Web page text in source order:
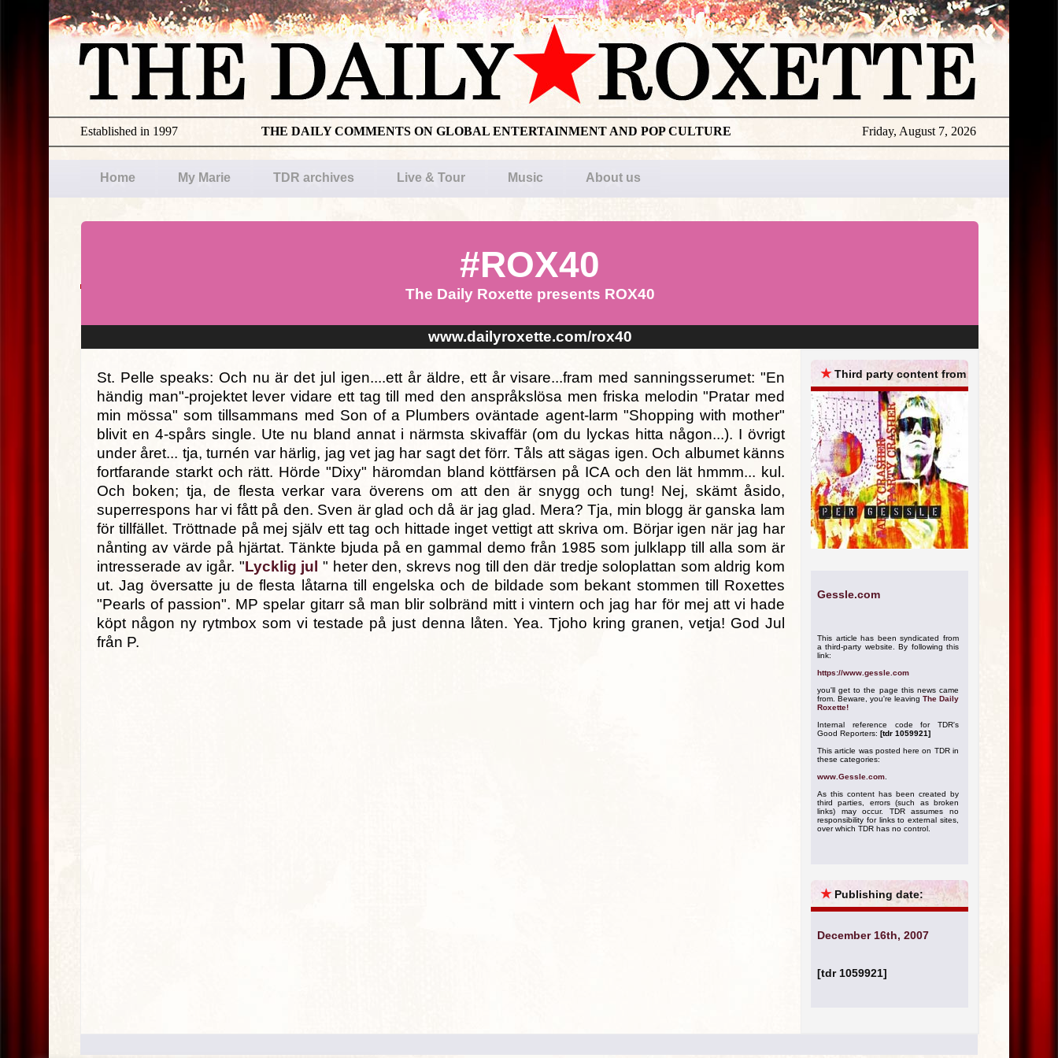
Friday, August 7, 2026
THE DAILY COMMENTS ON GLOBAL ENTERTAINMENT AND POP CULTURE
Established in 1997
Home My Marie TDR archives Live & Tour Music About us
#ROX40
The Daily Roxette presents ROX40
www.dailyroxette.com/rox40
St. Pelle speaks: Och nu är det jul igen....ett år äldre, ett år visare...fram med sanningsserumet: "En
händig man"-projektet lever vidare ett tag till med den anspråkslösa men friska melodin "Pratar med
min mössa" som tillsammans med Son of a Plumbers oväntade agent-larm "Shopping with mother"
blivit en 4-spårs single. Ute nu bland annat i närmsta skivaffär (om du lyckas hitta någon...). I övrigt
under året... tja, turnén var härlig, jag vet jag har sagt det förr. Tåls att sägas igen. Och albumet känns
fortfarande starkt och rätt. Hörde "Dixy" häromdan bland köttfärsen på ICA och den lät hmmm... kul.
Och boken; tja, de flesta verkar vara överens om att den är snygg och tung! Nej, skämt åsido,
superrespons har vi fått på den. Sven är glad och då är jag glad. Mera? Tja, min blogg är ganska lam
för tillfället. Tröttnade på mej själv ett tag och hittade inget vettigt att skriva om. Börjar igen när jag har
nånting av värde på hjärtat. Tänkte bjuda på en gammal demo från 1985 som julklapp till alla som är
intresserade av igår. "Lycklig jul " heter den, skrevs nog till den där tredje soloplattan som aldrig kom
ut. Jag översatte ju de flesta låtarna till engelska och de bildade som bekant stommen till Roxettes
"Pearls of passion". MP spelar gitarr så man blir solbränd mitt i vintern och jag har för mej att vi hade
köpt någon ny rytmbox som vi testade på just denna låten. Yea. Tjoho kring granen, vetja! God Jul
från P.
★Third party content from
Gessle.com
This article has been syndicated from
a third-party website. By following this
link:
https://www.gessle.com
you'll get to the page this news came
from. Beware, you're leaving The Daily
Roxette!
Internal reference code for TDR's
Good Reporters: [tdr 1059921]
This article was posted here on TDR in
these categories:
www.Gessle.com
As this content has been created by
third parties, errors (such as broken
links) may occur. TDR assumes no
responsibility for links to external sites,
over which TDR has no control.
★ Publishing date:
December 16th, 2007
[tdr 1059921]